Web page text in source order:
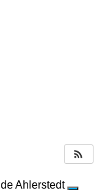
Ahlerstedt